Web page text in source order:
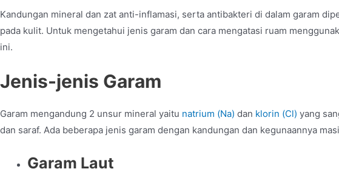
Kandungan mineral dan zat anti-inflamasi, serta antibakteri di dalam garam
pada kulit. Untuk mengetahui jenis garam dan cara mengatasi ruam
ini.
Jenis-jenis Garam
Garam mengandung 2 unsur mineral yaitu natrium (Na) dan klorin (Cl) yang
dan saraf. Ada beberapa jenis garam dengan kandungan dan kegunaannya
Garam Laut